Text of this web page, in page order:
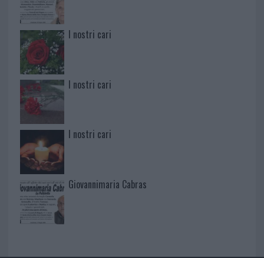
I nostri cari
I nostri cari
I nostri cari
Giovannimaria Cabras